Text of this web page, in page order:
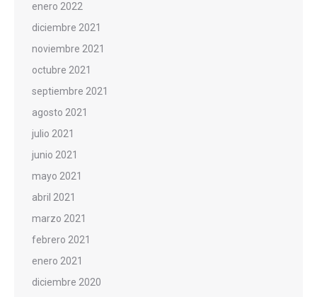
enero 2022
diciembre 2021
noviembre 2021
octubre 2021
septiembre 2021
agosto 2021
julio 2021
junio 2021
mayo 2021
abril 2021
marzo 2021
febrero 2021
enero 2021
diciembre 2020